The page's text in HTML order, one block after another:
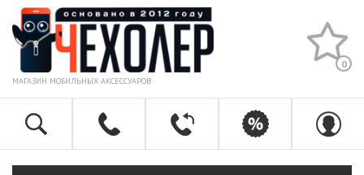
МАГАЗИН МОБИЛЬНЫХ АКСЕССУАРОВ
0